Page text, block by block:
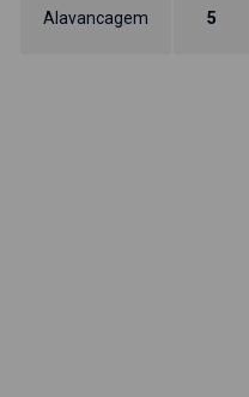
Alavancagem 5